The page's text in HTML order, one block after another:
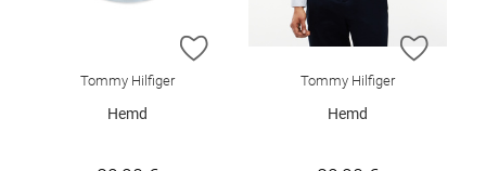
ZUR WUNSCHLISTE HINZUFÜGEN
Tommy Hilfiger
Hemd
ZUR
Tommy Hilfiger
Hemd